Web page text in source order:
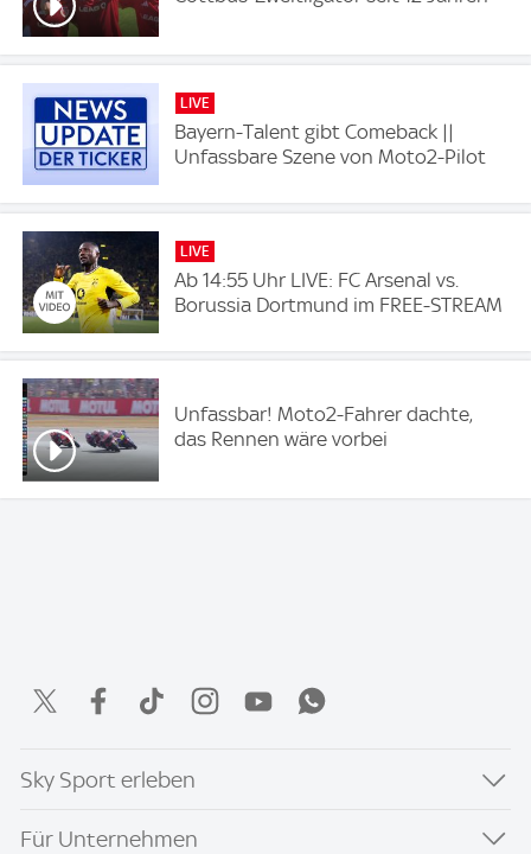
LIVE
Bayern-Talent gibt Comeback ||
Unfassbare Szene von Moto2-Pilot
LIVE
Ab 14:55 Uhr LIVE: FC Arsenal vs.
Borussia Dortmund im FREE-STREAM
Unfassbar! Moto2-Fahrer dachte,
das Rennen wäre vorbei
Sky Sport erleben
Für Unternehmen